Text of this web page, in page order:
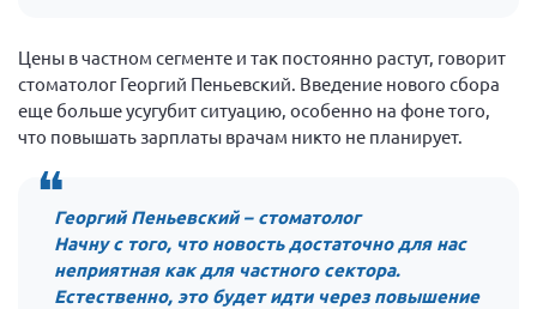
Пятый съезд
Шестой съезд
ОФ «Фонд содействия больным рассеянным
склерозом»
Новости: Казахстан
Письма и официальные ответы
Нормативно-правовые документы
Цены в частном сегменте и так постоянно растут, говорит
стоматолог Георгий Пеньевский. Введение нового сбора
еще больше усугубит ситуацию, особенно на фоне того,
что повышать зарплаты врачам никто не планирует.
Георгий Пеньевский – стоматолог
Начну с того, что новость достаточно для нас
неприятная как для частного сектора.
Естественно, это будет идти через повышение